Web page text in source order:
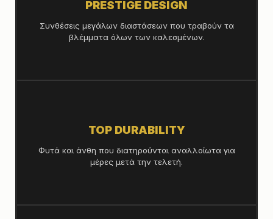
PRESTIGE DESIGN
Συνθέσεις μεγάλων διαστάσεων που τραβούν τα
βλέμματα όλων των καλεσμένων.
TOP DURABILITY
Φυτά και άνθη που διατηρούνται αναλλοίωτα για
μέρες μετά την τελετή.